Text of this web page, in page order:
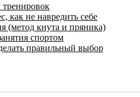
тренировок
как не навредить себе
(метод кнута и пряника)
спортом
правильный выбор